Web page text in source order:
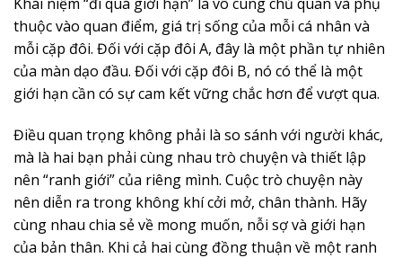
thuộc vào quan điểm, giá trị sống của mỗi cá nhân và
mỗi cặp đôi. Đối với cặp đôi A, đây là một phần tự nhiên
của màn dạo đầu. Đối với cặp đôi B, nó có thể là một
giới hạn cần có sự cam kết vững chắc hơn để vượt qua.
Điều quan trọng không phải là so sánh với người khác,
mà là hai bạn phải cùng nhau trò chuyện và thiết lập
nên “ranh giới” của riêng mình. Cuộc trò chuyện này
nên diễn ra trong không khí cởi mở, chân thành. Hãy
cùng nhau chia sẻ về mong muốn, nỗi sợ và giới hạn
của bản thân. Khi cả hai cùng đồng thuận về một ranh